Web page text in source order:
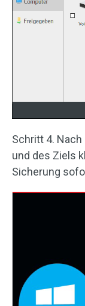
Schritt 4.
und des Ziels
Sicherung